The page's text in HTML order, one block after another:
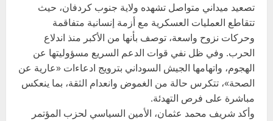
تصعيد ميداني متواصل تشهده ولاية جنوب كردفان، حيث
تتقاطع العمليات العسكرية مع أزمة إنسانية متفاقمة
وحركات نزوح واسعة، توصف بأنها من الأكبر منذ اندلاع
الحرب. وفي ظل نفي قوات الدعم السريع مسؤوليتها عن
الهجوم، واتهامها الجيش السوداني بترويج ادعاءات «عارية عن
الصحة»، تتكرس حالة من الغموض وانعدام الثقة، بما ينعكس
مباشرة على فرص التهدئة.
وأكد شريف محمد عثمان، الأمين السياسي لحزب المؤتمر